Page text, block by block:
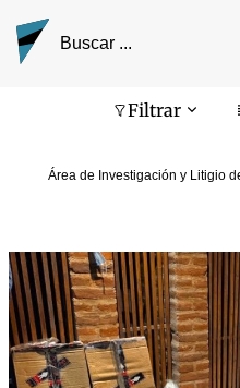
Filtrar
Área de Investigación y Litigio
Pantalla de